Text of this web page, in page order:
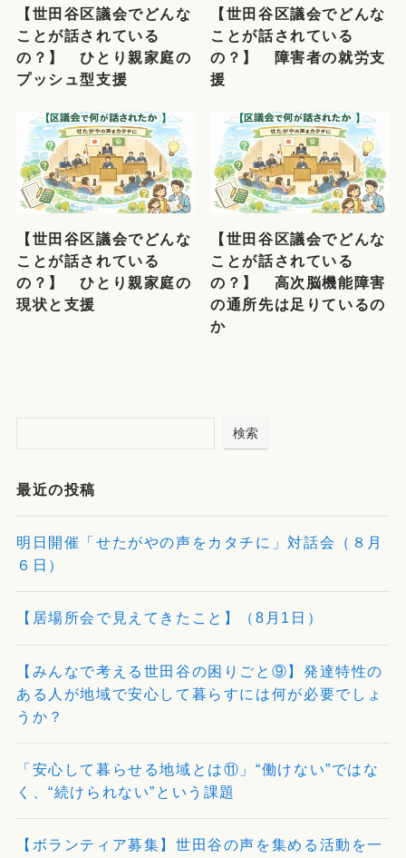
【世田谷区議会でどんな
ことが話されている
の？】 ひとり親家庭の
プッシュ型支援
【世田谷区議会でどんな
ことが話されている
の？】 障害者の就労支
援
【世田谷区議会でどんな
ことが話されている
の？】 ひとり親家庭の
現状と支援
【世田谷区議会でどんな
ことが話されている
の？】 高次脳機能障害
の通所先は足りているの
か
検索
最近の投稿
明日開催「せたがやの声をカタチに」対話会（８月
６日）
【居場所会で見えてきたこと】（8月1日）
【みんなで考える世田谷の困りごと⑨】発達特性の
ある人が地域で安心して暮らすには何が必要でしょ
うか？
「安心して暮らせる地域とは⑪」“働けない”ではな
く、“続けられない”という課題
【ボランティア募集】世田谷の声を集める活動を一